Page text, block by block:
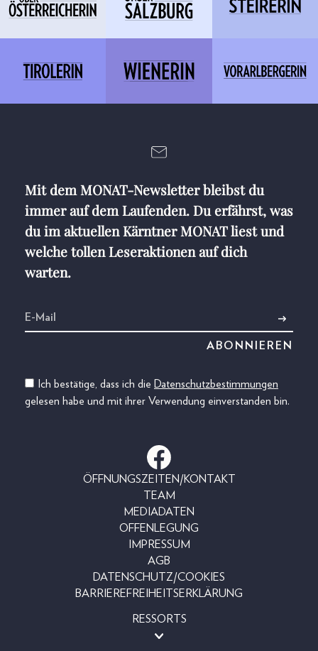
Mit dem MONAT-Newsletter bleibst du
immer auf dem Laufenden. Du erfährst, was
du im aktuellen Kärntner MONAT liest und
welche tollen Leseraktionen auf dich
warten.
Ich bestätige, dass ich die Datenschutzbestimmungen
gelesen habe und mit ihrer Verwendung einverstanden bin.
ÖFFNUNGSZEITEN/KONTAKT
TEAM
MEDIADATEN
OFFENLEGUNG
IMPRESSUM
AGB
DATENSCHUTZ/COOKIES
BARRIEREFREIHEITSERKLÄRUNG
RESSORTS